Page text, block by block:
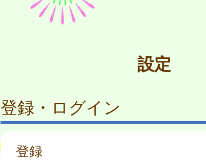
設定
登録・ログイン
登録